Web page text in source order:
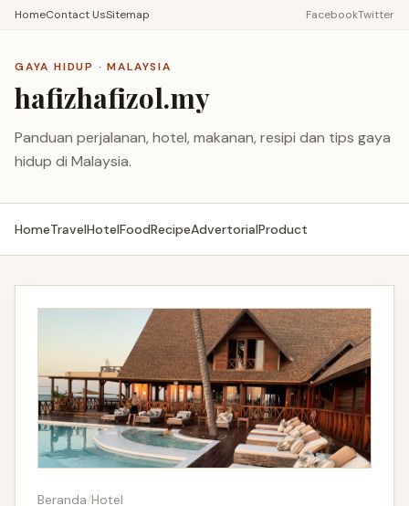
HomeContact UsSitemap FacebookTwitter
GAYA HIDUP · MALAYSIA
hafizhafizol.my
Panduan perjalanan, hotel, makanan, resipi dan tips gaya
hidup di Malaysia.
HomeTravelHotelFoodRecipeAdvertorialProduct
Beranda/Hotel